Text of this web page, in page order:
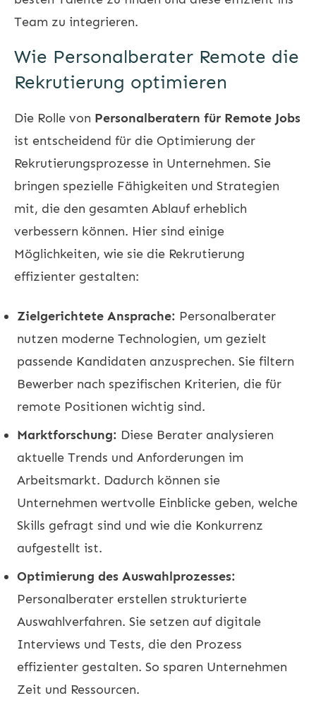
Team zu integrieren.
Wie Personalberater Remote die
Rekrutierung optimieren
Die Rolle von Personalberatern für Remote Jobs
ist entscheidend für die Optimierung der
Rekrutierungsprozesse in Unternehmen. Sie
bringen spezielle Fähigkeiten und Strategien
mit, die den gesamten Ablauf erheblich
verbessern können. Hier sind einige
Möglichkeiten, wie sie die Rekrutierung
effizienter gestalten:
Zielgerichtete Ansprache: Personalberater
nutzen moderne Technologien, um gezielt
passende Kandidaten anzusprechen. Sie filtern
Bewerber nach spezifischen Kriterien, die für
remote Positionen wichtig sind.
Marktforschung: Diese Berater analysieren
aktuelle Trends und Anforderungen im
Arbeitsmarkt. Dadurch können sie
Unternehmen wertvolle Einblicke geben, welche
Skills gefragt sind und wie die Konkurrenz
aufgestellt ist.
Optimierung des Auswahlprozesses:
Personalberater erstellen strukturierte
Auswahlverfahren. Sie setzen auf digitale
Interviews und Tests, die den Prozess
effizienter gestalten. So sparen Unternehmen
Zeit und Ressourcen.